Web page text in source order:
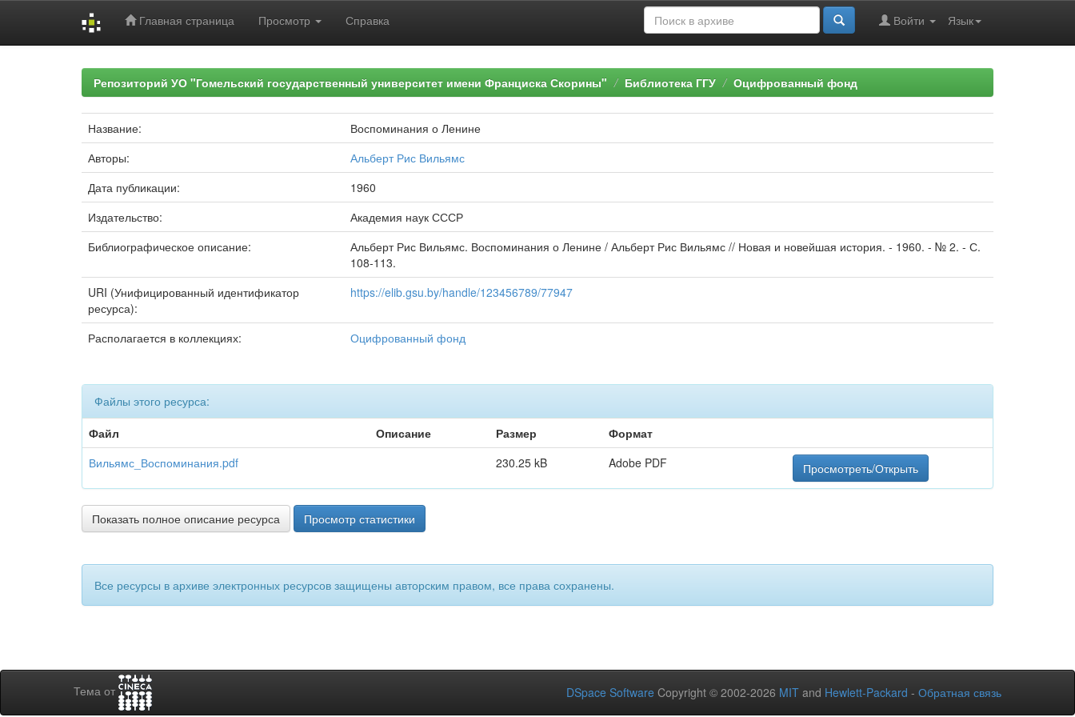
Главная страница Просмотр Справка Язык
Войти
Репозиторий УО "Гомельский государственный университет имени Франциска Скорины" Библиотека ГГУ Оцифрованный фонд
Название:
Воспоминания о Ленине
Авторы:
Альберт Рис Вильямс
Дата публикации:
1960
Издательство:
Академия наук СССР
Библиографическое описание:
Альберт Рис Вильямс. Воспоминания о Ленине / Альберт Рис Вильямс // Новая и новейшая история. - 1960. - № 2. - С.
108-113.
URI (Унифицированный идентификатор
ресурса):
https://elib.gsu.by/handle/123456789/77947
Располагается в коллекциях: Оцифрованный фонд
Файлы этого ресурса:
Файл
Описание Размер
Формат
Вильямс_Воспоминания.pdf
230.25 kB Adobe PDF Просмотреть/Открыть
Показать полное описание ресурса Просмотр статистики
Все ресурсы в архиве электронных ресурсов защищены авторским правом, все права сохранены.
Тема от DSpace Software Copyright © 2002-2026 MIT and Hewlett-Packard - Обратная связь